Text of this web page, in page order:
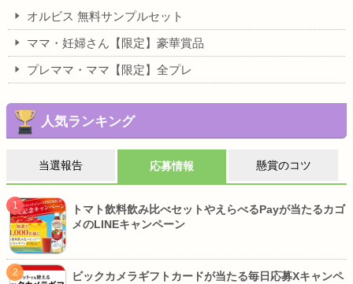
オルビス 無料サンプルセット
ママ・妊婦さん【限定】豪華賞品
プレママ・ママ【限定】全プレ
人気ランキング
当選報告 応募情報 懸賞のコツ
トマト飲料飲み比べセットやえらべるPayが当たるカゴ
メのLINEキャンペーン
ビックカメラギフトカードが当たる毎日応募Xキャンペ